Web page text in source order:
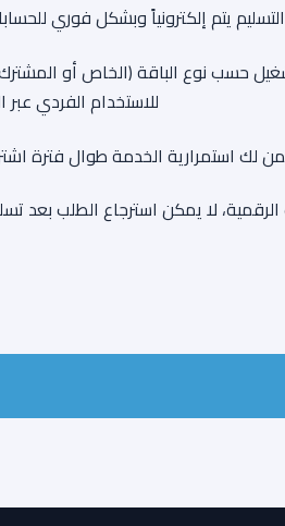
التسليم يتم إلكترونياً وبشكل فوري
حسب نوع الباقة (الخاص أو
للاستخدام الفردي عبر
لك استمرارية الخدمة طوال فترة
الرقمية، لا يمكن استرجاع الطلب بعد